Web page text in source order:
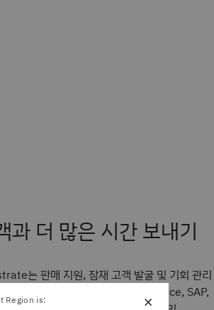
과 더 많은 시간 보내기
는 판매 지원, 잠재 고객 발굴 및 기회 관리
하도록 돕는 솔루션입니다. Salesforce, SAP,
×
Region is: